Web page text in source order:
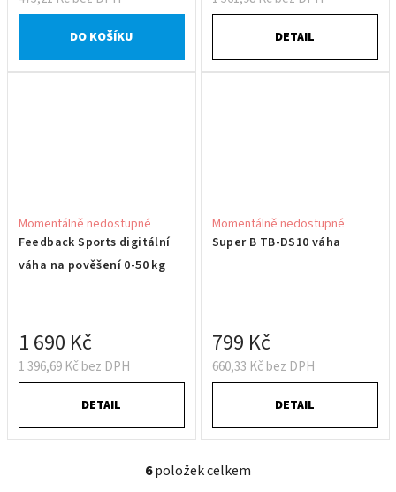
DO KOŠÍKU DETAIL
Feedback Sports digitální
váha na pověšení 0-50 kg
Momentálně nedostupné
1 396,69 Kč bez DPH
1 690 Kč
DETAIL
Super B TB-DS10 váha
Momentálně nedostupné
660,33 Kč bez DPH
799 Kč
DETAIL
O
6položek celkem